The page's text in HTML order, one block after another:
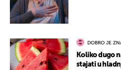
DOBRO JE
Koliko dugo
stajati u